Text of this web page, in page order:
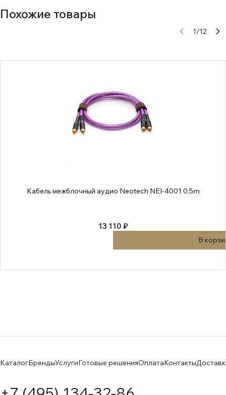
Похожие товары
1/12
Кабель межблочный аудио Neotech NEI-4001 0.5m
13 110 ₽
В
КаталогБрендыУслугиГотовые решенияОплатаКонтакты